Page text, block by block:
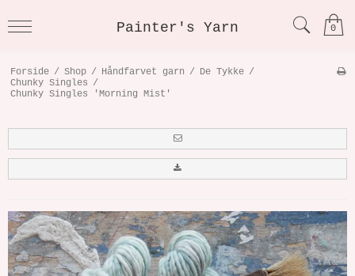
Painter's Yarn 0
Forside / Shop / Håndfarvet garn / De Tykke /
Chunky Singles /
Chunky Singles 'Morning Mist'